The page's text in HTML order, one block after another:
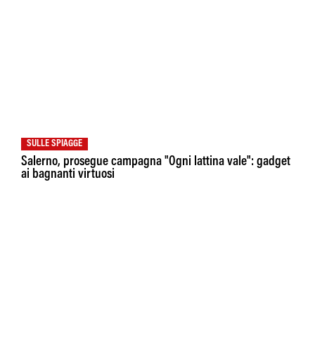
SULLE SPIAGGE
Salerno, prosegue campagna "Ogni lattina vale": gadget
ai bagnanti virtuosi